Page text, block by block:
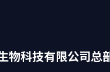
物科技有限公司总